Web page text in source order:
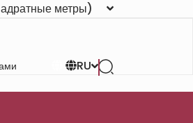
метры)
RU